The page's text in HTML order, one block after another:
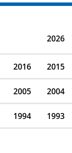
2026
2016 2015
2005 2004
1994 1993